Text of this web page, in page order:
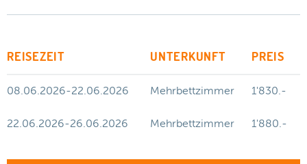
REISEZEIT UNTERKUNFT PREIS
08.06.2026-22.06.2026 Mehrbettzimmer 1'830.-
22.06.2026-26.06.2026 Mehrbettzimmer 1'880.-